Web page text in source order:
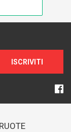
ISCRIVITI